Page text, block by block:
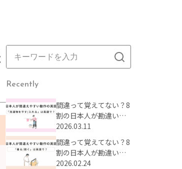
Recently
間違って覚えてない？8
割の日本人が勘違いし
がちな動作の英語表現
2026.03.11
間違って覚えてない？8
割の日本人が勘違いし
がちな動作の英語表現
2026.02.24